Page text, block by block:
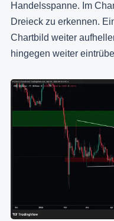
Handelsspanne. Im
Dreieck zu erkennen.
Chartbild weiter
hingegen weiter